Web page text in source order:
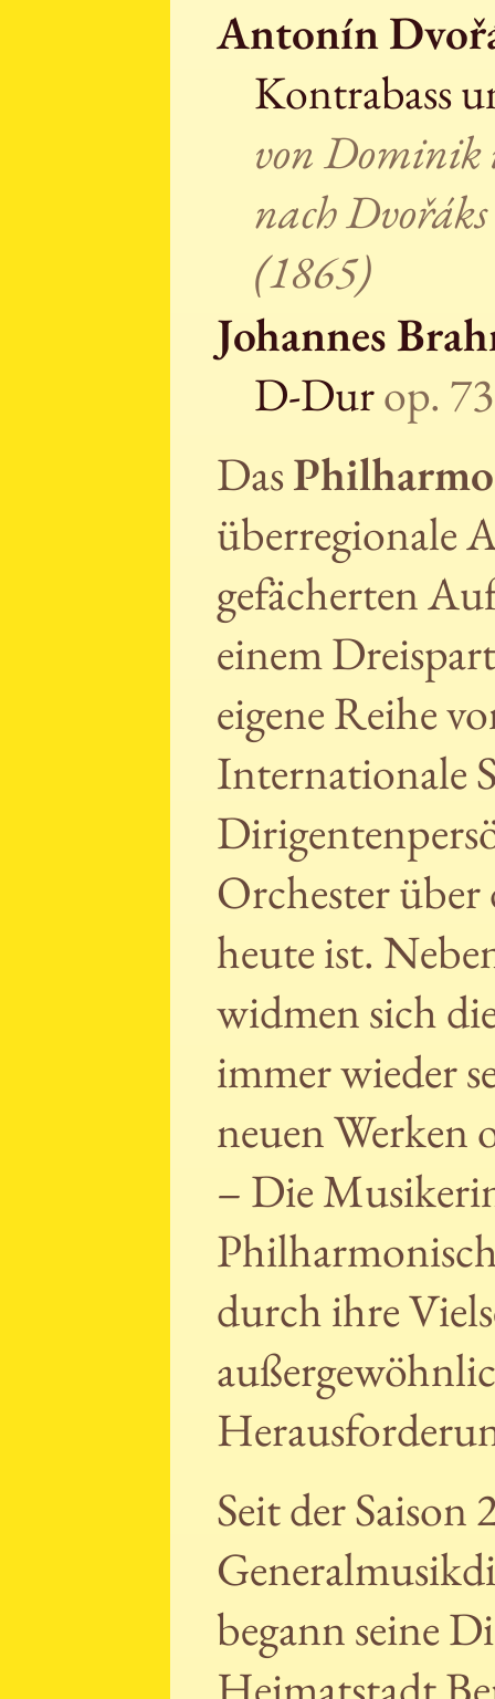
Antonín
Kontrabass
von
nach
(1865)
Johannes
D-Durop.
Das
überregionale
gefächerten
einem
eigene Reihe
Internationale
Orchester über
heute ist.
widmen sich
immer wieder
neuen Werken
– Die
durch ihre
Seit der
begann seine